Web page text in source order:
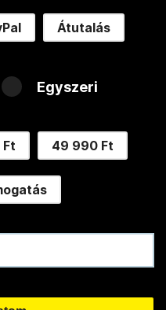
Átutalás
Egyszeri
Ft 49 990 Ft